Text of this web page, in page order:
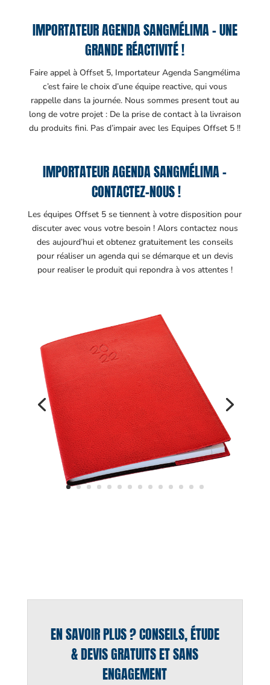
IMPORTATEUR AGENDA SANGMÉLIMA – UNE
GRANDE RÉACTIVITÉ !
Faire appel à Offset 5, Importateur Agenda Sangmélima
c’est faire le choix d’une équipe reactive, qui vous
rappelle dans la journée. Nous sommes present tout au
long de votre projet : De la prise de contact à la livraison
du produits fini. Pas d’impair avec les Equipes Offset 5 !!
IMPORTATEUR AGENDA SANGMÉLIMA –
CONTACTEZ-NOUS !
Les équipes Offset 5 se tiennent à votre disposition pour
discuter avec vous votre besoin ! Alors contactez nous
des aujourd’hui et obtenez gratuitement les conseils
pour réaliser un agenda qui se démarque et un devis
pour realiser le produit qui repondra à vos attentes !
EN SAVOIR PLUS ? CONSEILS, ÉTUDE
& DEVIS GRATUITS ET SANS
ENGAGEMENT